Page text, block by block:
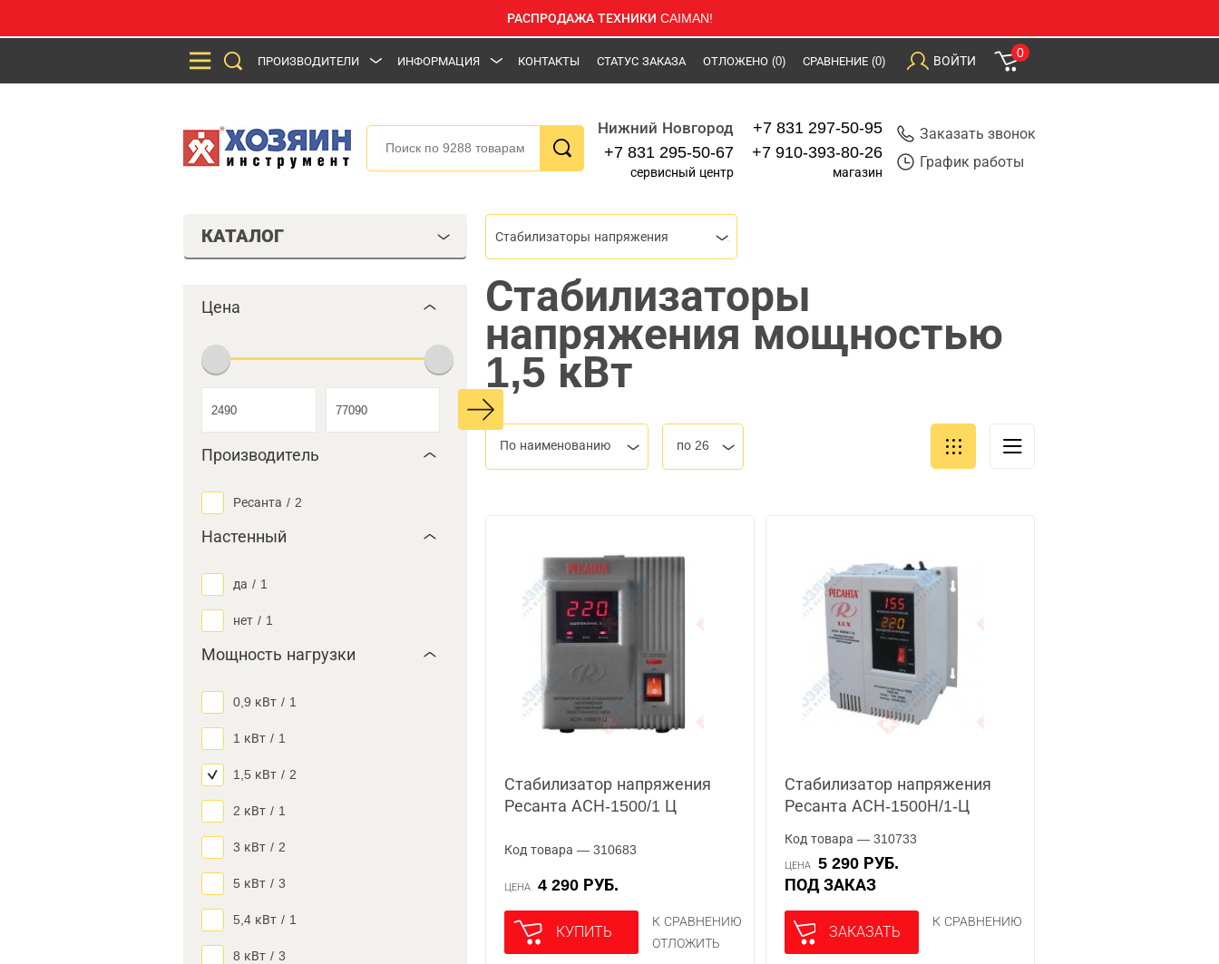
РАСПРОДАЖА ТЕХНИКИ CAIMAN!
ПРОИЗВОДИТЕЛИ ИНФОРМАЦИЯ КОНТАКТЫ СТАТУС ЗАКАЗА ОТЛОЖЕНО (0) СРАВНЕНИЕ (0) ВОЙТИ
0
Нижний Новгород
+7 831 295-50-67
сервисный центр
+7 831 297-50-95
+7 910-393-80-26
магазин
Заказать звонок
График работы
КАТАЛОГ
Цена
Производитель
Ресанта / 2
Настенный
да / 1
нет / 1
Мощность нагрузки
0,9 кВт / 1
1 кВт / 1
1,5 кВт / 2
2 кВт / 1
3 кВт / 2
5 кВт / 3
5,4 кВт / 1
8 кВт / 3
Стабилизаторы напряжения
Стабилизаторы
напряжения мощностью
1,5 кВт
По наименованию по 26
Стабилизатор напряжения
Ресанта АСН-1500/1 Ц
Код товара — 310683
ЦЕНА 4 290 РУБ.
КУПИТЬ
К СРАВНЕНИЮ
ОТЛОЖИТЬ
Стабилизатор напряжения
Ресанта АСН-1500Н/1-Ц
Код товара — 310733
ЦЕНА
5 290 РУБ.
ПОД ЗАКАЗ
ЗАКАЗАТЬ
К СРАВНЕНИЮ